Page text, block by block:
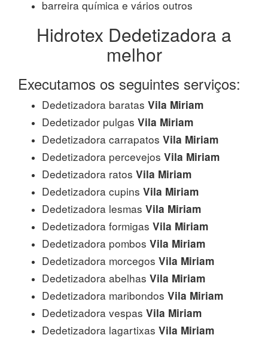
barreira química e vários outros
Hidrotex Dedetizadora a
melhor
Executamos os seguintes serviços:
Dedetizadora baratas Vila Miriam
Dedetizador pulgas Vila Miriam
Dedetizadora carrapatos Vila Miriam
Dedetizadora percevejos Vila Miriam
Dedetizadora ratos Vila Miriam
Dedetizadora cupins Vila Miriam
Dedetizadora lesmas Vila Miriam
Dedetizadora formigas Vila Miriam
Dedetizadora pombos Vila Miriam
Dedetizadora morcegos Vila Miriam
Dedetizadora abelhas Vila Miriam
Dedetizadora maribondos Vila Miriam
Dedetizadora vespas Vila Miriam
Dedetizadora lagartixas Vila Miriam